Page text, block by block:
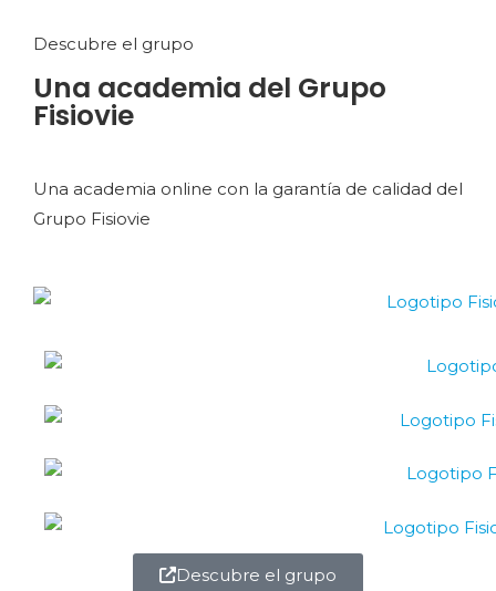
Descubre el grupo
Una academia del Grupo
Fisiovie
Una academia online con la garantía de calidad del
Grupo Fisiovie
Descubre el grupo